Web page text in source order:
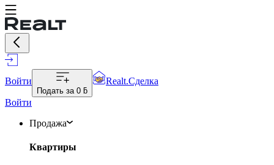
Войти
Подать за 0 ƃ
Realt.Сделка
Войти
Продажа
Квартиры